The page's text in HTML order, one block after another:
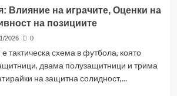
Влияние на играчите, Оценки на
на позициите
2026 0
тактическа схема в футбола, която
двама полузащитници и трима
на защитна солидност,...